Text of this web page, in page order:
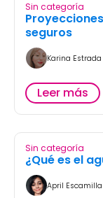
Sin categoría
seguros
Karina Estrada
Leer más
Sin categoría
¿Qué es el
April Escamilla